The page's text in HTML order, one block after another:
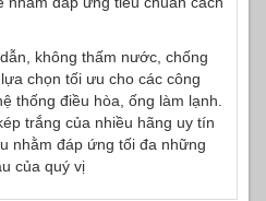
không thấm nước, chống
chọn tối ưu cho các công
thống điều hòa, ống làm lạnh.
trắng của nhiều hãng uy tín
nhằm đáp ứng tối đa những
của quý vị